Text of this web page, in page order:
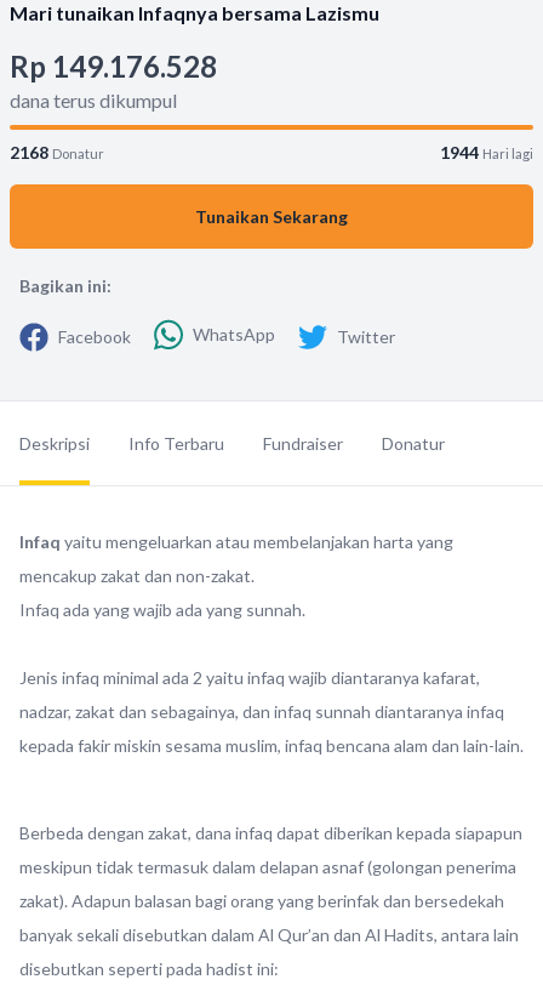
Mari tunaikan Infaqnya bersama Lazismu
Rp 149.176.528
dana terus dikumpul
2168 Donatur 1944 Hari lagi
Tunaikan Sekarang
Bagikan ini:
Facebook WhatsApp Twitter
Deskripsi Info Terbaru Fundraiser Donatur
Infaq yaitu mengeluarkan atau membelanjakan harta yang
mencakup zakat dan non-zakat.
Infaq ada yang wajib ada yang sunnah.
Jenis infaq minimal ada 2 yaitu infaq wajib diantaranya kafarat,
nadzar, zakat dan sebagainya, dan infaq sunnah diantaranya infaq
kepada fakir miskin sesama muslim, infaq bencana alam dan lain-lain.
Berbeda dengan zakat, dana infaq dapat diberikan kepada siapapun
meskipun tidak termasuk dalam delapan asnaf (golongan penerima
zakat). Adapun balasan bagi orang yang berinfak dan bersedekah
banyak sekali disebutkan dalam Al Qur’an dan Al Hadits, antara lain
disebutkan seperti pada hadist ini: